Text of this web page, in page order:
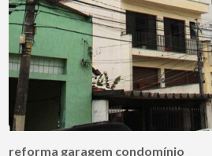
reforma garagem condomínio